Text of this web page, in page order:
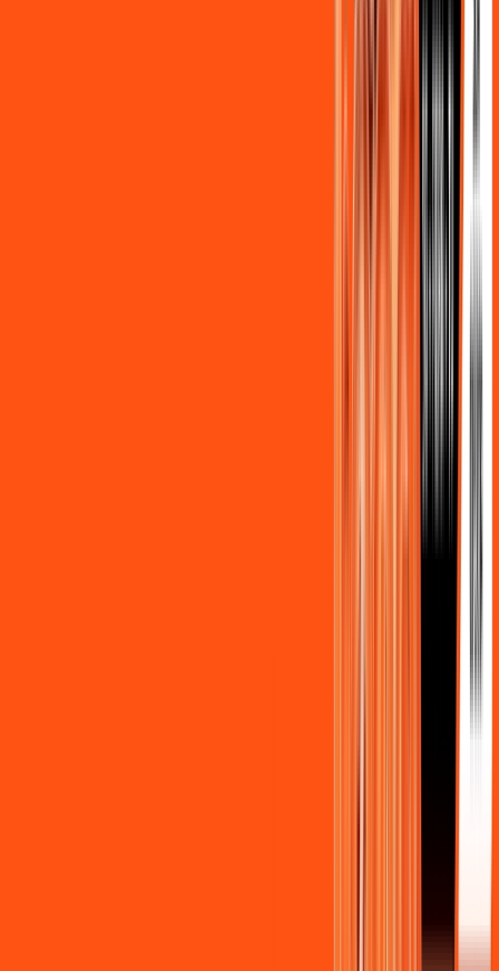
A internet da Ligga em Santa Izabel do Oeste é muito rápida